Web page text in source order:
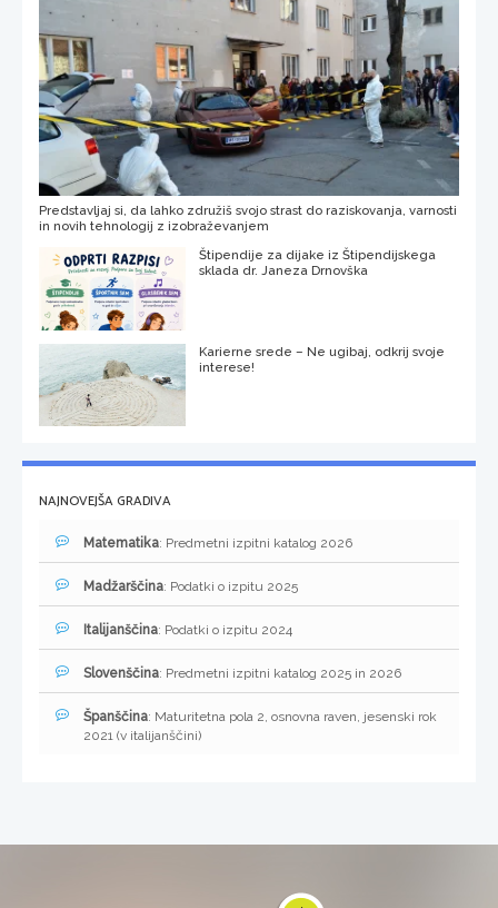
Predstavljaj si, da lahko združiš svojo strast do raziskovanja, varnosti
in novih tehnologij z izobraževanjem
Štipendije za dijake iz Štipendijskega
sklada dr. Janeza Drnovška
Karierne srede – Ne ugibaj, odkrij svoje
interese!
NAJNOVEJŠA GRADIVA
Matematika: Predmetni izpitni katalog 2026
Madžarščina: Podatki o izpitu 2025
Italijanščina: Podatki o izpitu 2024
Slovenščina: Predmetni izpitni katalog 2025 in 2026
Španščina: Maturitetna pola 2, osnovna raven, jesenski rok
2021 (v italijanščini)